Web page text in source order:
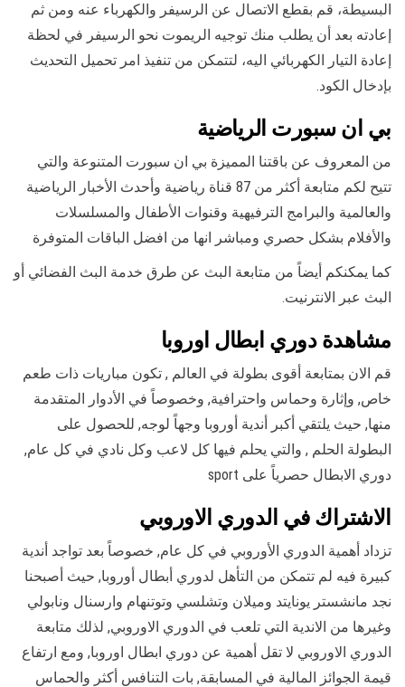
البسيطة، قم بقطع الاتصال عن الرسيفر والكهرباء عنه ومن ثم
إعادته بعد أن يطلب منك توجيه الريموت نحو الرسيفر في لحظة
إعادة التيار الكهربائي اليه، لتتمكن من تنفيذ امر تحميل التحديث
بإدخال الكود.
بي ان سبورت الرياضية
من المعروف عن باقتنا المميزة بي ان سبورت المتنوعة والتي
تتيح لكم متابعة أكثر من 87 قناة رياضية وأحدث الأخبار الرياضية
والعالمية والبرامج الترفيهية وقنوات الأطفال والمسلسلات
والأفلام بشكل حصري ومباشر انها من افضل الباقات المتوفرة
كما يمكنكم أيضاً من متابعة البث عن طرق خدمة البث الفضائي أو
البث عبر الانترنيت.
مشاهدة دوري ابطال اوروبا
قم الان بمتابعة أقوى بطولة في العالم , تكون مباريات ذات طعم
خاص, وإثارة وحماس واحترافية, وخصوصاً في الأدوار المتقدمة
منها, حيث يلتقي أكبر أندية أوروبا وجهاً لوجه, للحصول على
البطولة الحلم , والتي يحلم فيها كل لاعب وكل نادي في كل عام,
دوري الابطال حصرياً على sport
الاشتراك في الدوري الاوروبي
تزداد أهمية الدوري الأوروبي في كل عام, خصوصاً بعد تواجد أندية
كبيرة فيه لم تتمكن من التأهل لدوري أبطال أوروبا, حيث أصبحنا
نجد مانشستر يونايتد وميلان وتشلسي وتوتنهام وارسنال ونابولي
وغيرها من الاندية التي تلعب في الدوري الاوروبي, لذلك متابعة
الدوري الاوروبي لا تقل أهمية عن دوري ابطال اوروبا, ومع ارتفاع
قيمة الجوائز المالية في المسابقة, بات التنافس أكثر والحماس